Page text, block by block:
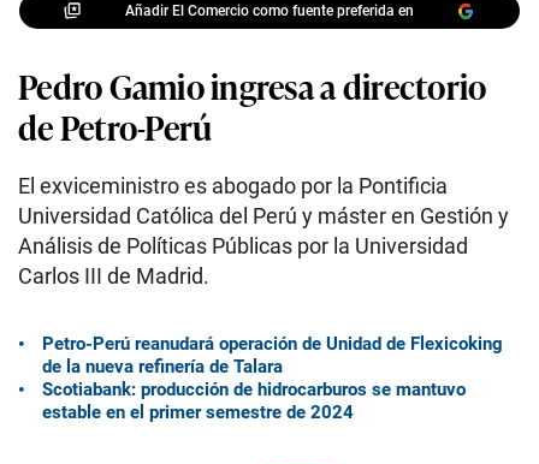
Añadir El Comercio como fuente preferida en
Pedro Gamio ingresa a directorio
de Petro-Perú
El exviceministro es abogado por la Pontificia
Universidad Católica del Perú y máster en Gestión y
Análisis de Políticas Públicas por la Universidad
Carlos III de Madrid.
Petro-Perú reanudará operación de Unidad de Flexicoking
de la nueva refinería de Talara
Scotiabank: producción de hidrocarburos se mantuvo
estable en el primer semestre de 2024